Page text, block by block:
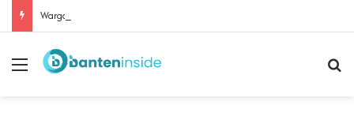
‎Warga Rancapinang Terus Kawal Gugatan Lahan yang Diklaim TNI‎‎
Menu